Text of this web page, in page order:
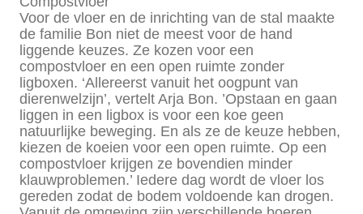
Voor de vloer en de inrichting van de stal maakte
de familie Bon niet de meest voor de hand
liggende keuzes. Ze kozen voor een
compostvloer en een open ruimte zonder
ligboxen. ‘Allereerst vanuit het oogpunt van
dierenwelzijn’, vertelt Arja Bon. ’Opstaan en gaan
liggen in een ligbox is voor een koe geen
natuurlijke beweging. En als ze de keuze hebben,
kiezen de koeien voor een open ruimte. Op een
compostvloer krijgen ze bovendien minder
klauwproblemen.’ Iedere dag wordt de vloer los
gereden zodat de bodem voldoende kan drogen.